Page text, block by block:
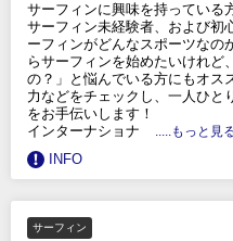
サーフィンに興味を持っている
サーフィン未経験者、および初
ーフィンがどんなスポーツなの
らサーフィンを始めたいけれど
の？」と悩んでいる方にもオス
力などをチェックし、一人ひと
をお手伝いします！
インターナショナ
.....もっと見
INFO
サーフィン